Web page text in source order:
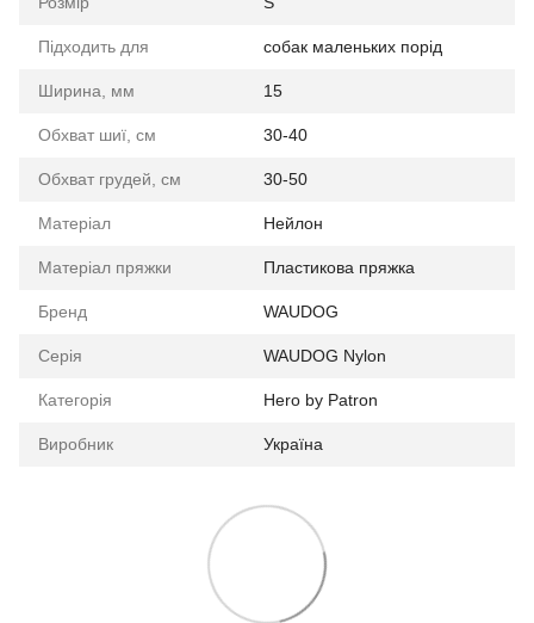
Підходить для собак маленьких порід
Ширина, мм 15
Обхват шиї, см 30-40
Обхват грудей, см 30-50
Матеріал Нейлон
Матеріал пряжки Пластикова пряжка
Бренд WAUDOG
Серія WAUDOG Nylon
Категорія Hero by Patron
Виробник Україна